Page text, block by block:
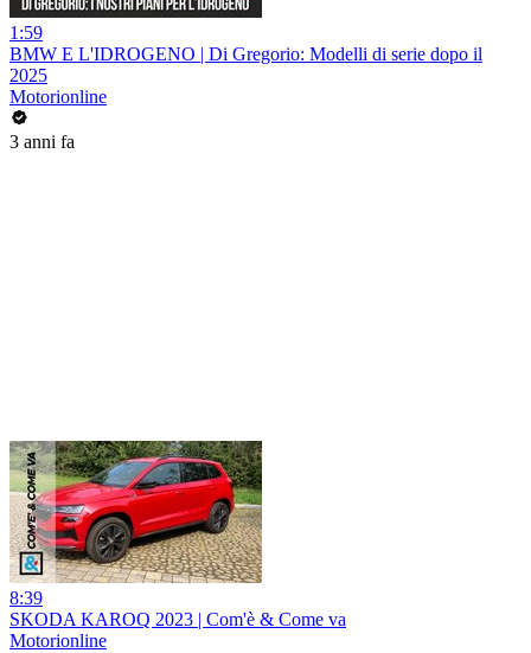
1:59
BMW E L'IDROGENO | Di Gregorio: Modelli di serie dopo il
2025
Motorionline
3 anni fa
8:39
SKODA KAROQ 2023 | Com'è & Come va
Motorionline